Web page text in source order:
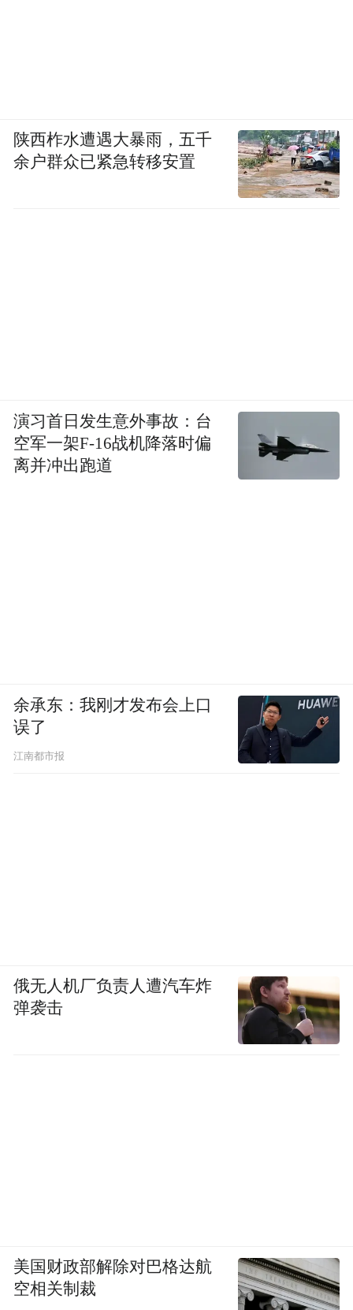
陕西柞水遭遇大暴雨，五千
余户群众已紧急转移安置
演习首日发生意外事故：台
空军一架F-16战机降落时偏
离并冲出跑道
余承东：我刚才发布会上口
误了
江南都市报
俄无人机厂负责人遭汽车炸
弹袭击
美国财政部解除对巴格达航
空相关制裁